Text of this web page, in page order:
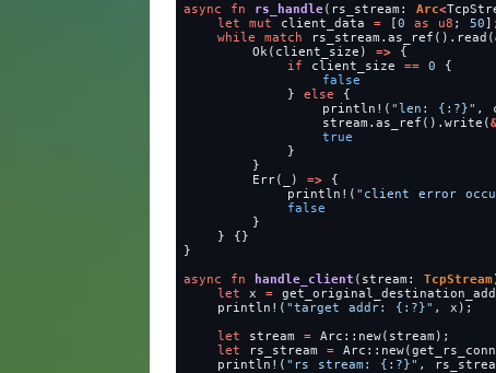
async fn rs_handle(rs_stream: Arc<
let
mut client_data = [0 as u8 ; 50];
while
match rs_stream.as_ref().read(
Ok(client_size)
=>
{
if
client_size == 0
{
false
}
else
{
println! ( "len: {:?}" ,
stream.as_ref().write(
true
}
}
Err(_)
=>
{
println! ( " client error
false
}
}
{}
}
async
fn handle_client (stream: TcpStream
let
x =
println! ( "target addr: {:?}" ,
x);
let
stream =
Arc::new(stream);
let
rs_stream =
println! ( " rs stream: {:?}" ,